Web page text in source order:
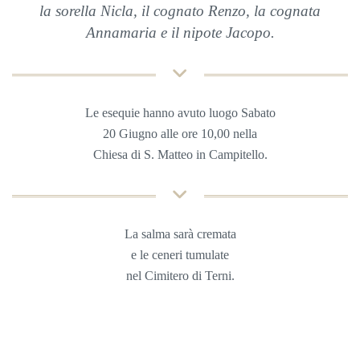
la sorella Nicla, il cognato Renzo, la cognata
Annamaria e il nipote Jacopo.
Le esequie hanno avuto luogo Sabato
20 Giugno alle ore 10,00 nella
Chiesa di S. Matteo in Campitello.
La salma sarà cremata
e le ceneri tumulate
nel Cimitero di Terni.